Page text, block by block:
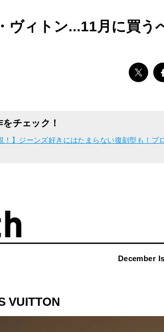
ィトン...11月に買う
チェック！
】ジーンズ好きにはたまらない復刻型も！プ
December
VUITTON